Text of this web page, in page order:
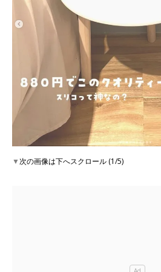
▼次の画像は下へスクロール (1/5)